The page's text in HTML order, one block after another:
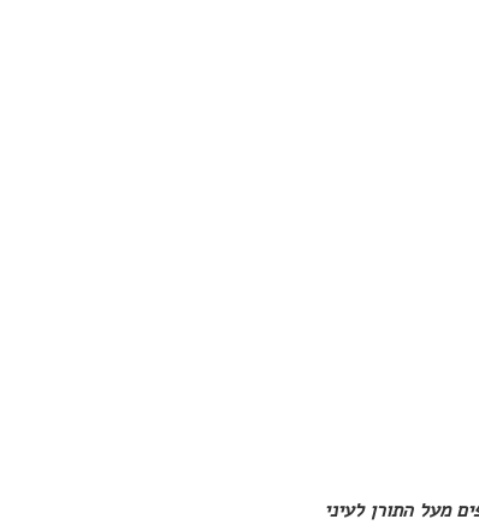
מעל התורן לעיני